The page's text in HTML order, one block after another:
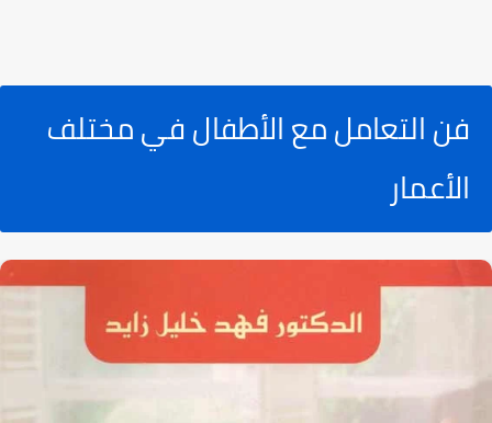
فن التعامل مع الأطفال في مختلف
الأعمار